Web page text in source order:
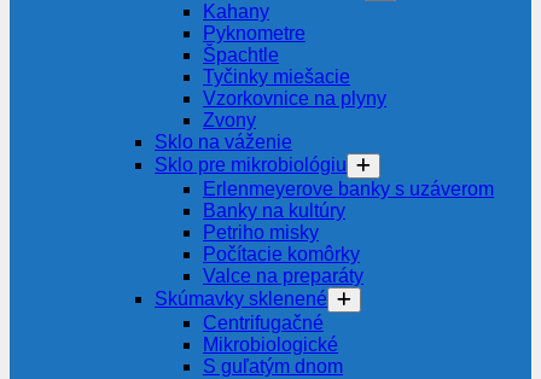
Kahany
Pyknometre
Špachtle
Tyčinky miešacie
Vzorkovnice na plyny
Zvony
Sklo na váženie
Sklo pre mikrobiológiu
Erlenmeyerove banky s uzáverom
Banky na kultúry
Petriho misky
Počítacie komôrky
Valce na preparáty
Skúmavky sklenené
Centrifugačné
Mikrobiologické
S guľatým dnom